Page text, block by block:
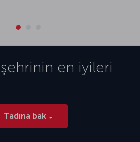
şehrinin en iyileri
Tadına bak